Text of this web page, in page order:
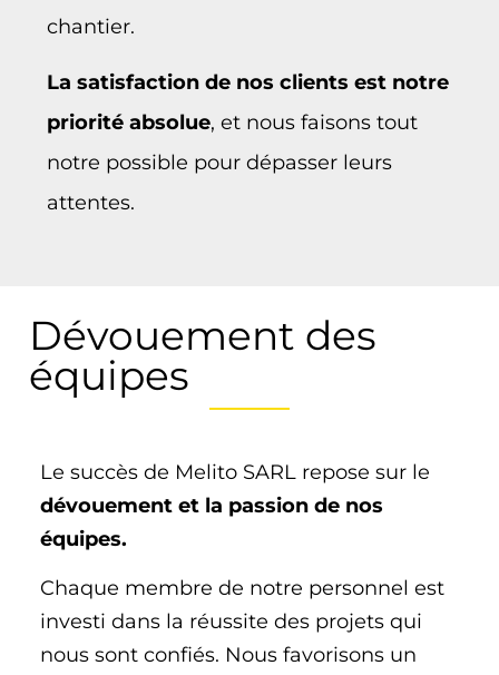
chantier.
La satisfaction de nos clients est notre
priorité absolue, et nous faisons tout
notre possible pour dépasser leurs
attentes.
Dévouement des
équipes
Le succès de Melito SARL repose sur le
dévouement et la passion de nos
équipes.
Chaque membre de notre personnel est
investi dans la réussite des projets qui
nous sont confiés. Nous favorisons un